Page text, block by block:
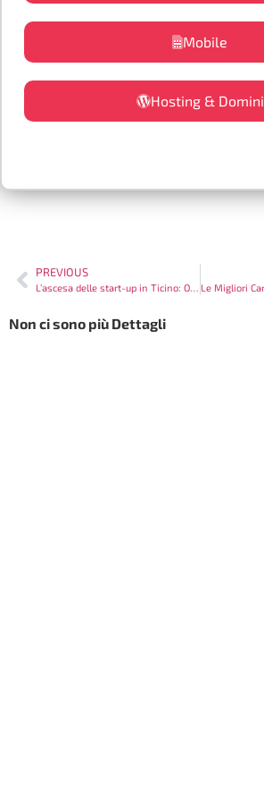
Mobile
Hosting & Domini
PREVIOUS
L’ascesa delle start-up in Ticino: Opportunità e sfide
Non ci sono più Dettagli